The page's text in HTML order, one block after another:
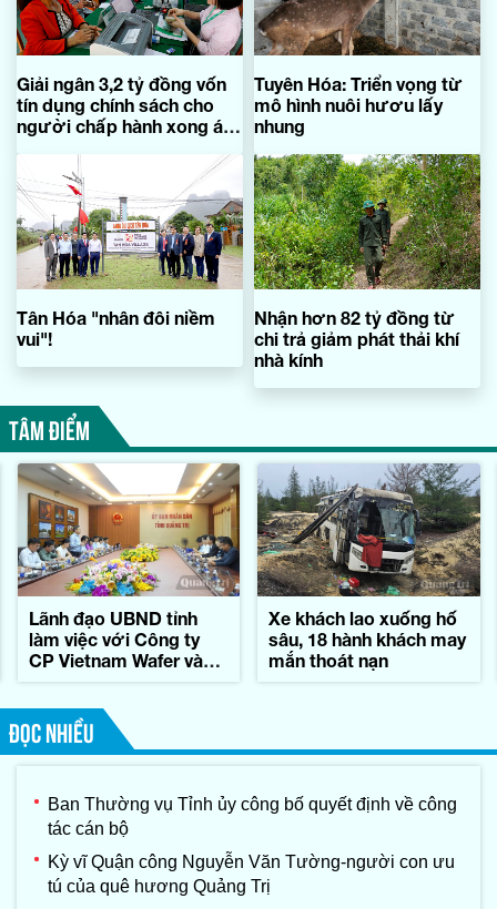
Giải ngân 3,2 tỷ đồng vốn
tín dụng chính sách cho
người chấp hành xong án
Tuyên Hóa: Triển vọng từ
mô hình nuôi hươu lấy
nhung
Tân Hóa "nhân đôi niềm
vui"!
Nhận hơn 82 tỷ đồng từ
chi trả giảm phát thải khí
nhà kính
TÂM ĐIỂM
Lãnh đạo UBND tỉnh
làm việc với Công ty
CP Vietnam Wafer và
Xe khách lao xuống hố
sâu, 18 hành khách may
mắn thoát nạn
ĐỌC NHIỀU
Ban Thường vụ Tỉnh ủy công bố quyết định về công
tác cán bộ
Kỳ vĩ Quận công Nguyễn Văn Tường-người con ưu
tú của quê hương Quảng Trị